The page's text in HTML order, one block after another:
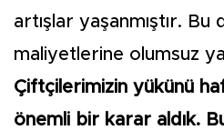
artışlar yaşanmıştır.
maliyetlerine olumsuz
Çiftçilerimizin yükünü
önemli bir karar aldık.